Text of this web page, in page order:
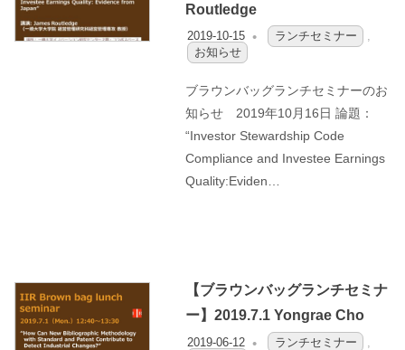
Routledge
2019-10-15 OFO3_TESTIIR
ランチセミナー
,
お知らせ
ブラウンバッグランチセミナーのお
知らせ 2019年10月16日 論題：
“Investor Stewardship Code
Compliance and Investee Earnings
Quality:Eviden…
【ブラウンバッグランチセミナ
ー】2019.7.1 Yongrae Cho
2019-06-12 OFO2_TESTIIR
ランチセミナー